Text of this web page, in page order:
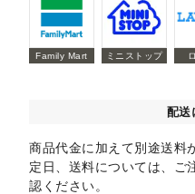
Family Mart ミニストップ
配送
商品代金に加えて別途送料
定日、送料については、ご
認ください。